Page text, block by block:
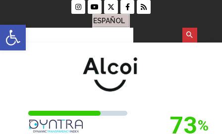
Open toolbar ESPAÑOL